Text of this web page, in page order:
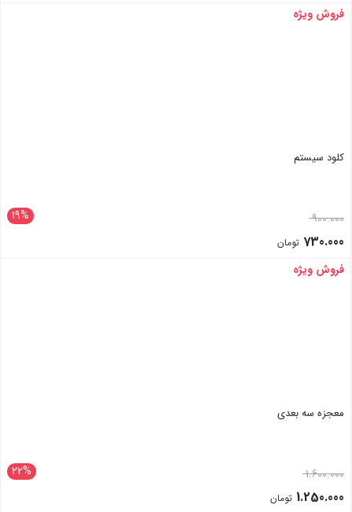
بستن
فروش ویژه
کلود سیستم
19% 900.000
730.000 تومان
بستن
فروش ویژه
معجزه سه بعدی
22% 1.600.000
1.250.000 تومان